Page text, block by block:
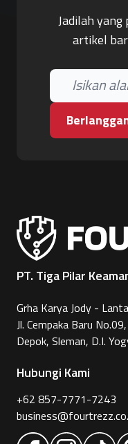
Jadilah
artikel
PT. Tiga Pilar
Grha Karya Jody -
Jl. Cempaka Baru
Depok, Sleman, D.I.
Hubungi Kami
+62 857-7771-7243